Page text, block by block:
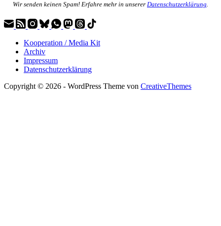
Wir senden keinen Spam! Erfahre mehr in unserer Datenschutzerklärung.
Kooperation / Media Kit
Archiv
Impressum
Datenschutzerklärung
Copyright © 2026 - WordPress Theme von CreativeThemes